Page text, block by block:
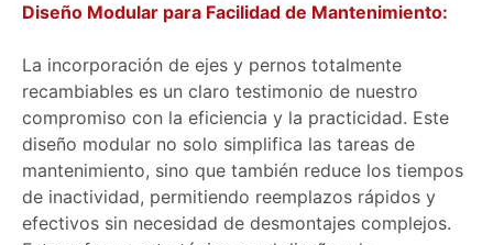
Diseño Modular para Facilidad de Mantenimiento:
La incorporación de ejes y pernos totalmente
recambiables es un claro testimonio de nuestro
compromiso con la eficiencia y la practicidad. Este
diseño modular no solo simplifica las tareas de
mantenimiento, sino que también reduce los tiempos
de inactividad, permitiendo reemplazos rápidos y
efectivos sin necesidad de desmontajes complejos.